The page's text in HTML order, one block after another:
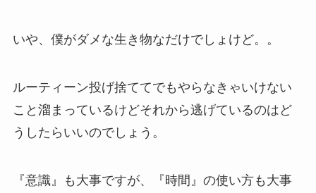
いや、僕がダメな生き物なだけでしょけど。。
ルーティーン投げ捨ててでもやらなきゃいけない
こと溜まっているけどそれから逃げているのはど
うしたらいいのでしょう。
『意識』も大事ですが、『時間』の使い方も大事